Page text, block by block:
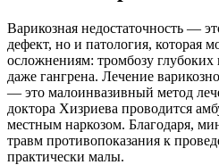
Варикозная недостаточность —
дефект, но и патология, которая
осложнениям: тромбозу глубоких
даже гангрена. Лечение
— это малоинвазивный метод
доктора Хизриева проводится
местным наркозом. Благодаря,
травм противопоказания к
практически малы.